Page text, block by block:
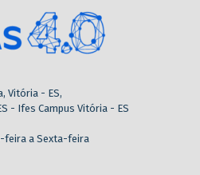
Vitória - ES,
- Ifes Campus Vitória - ES
feira a Sexta-feira